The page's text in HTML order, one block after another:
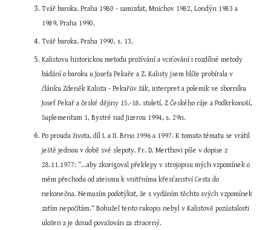
Tvář baroka. Praha 1980 - samizdat, Mnichov 1982, Londýn 1983 a
1989, Praha 1990.
Tvář baroka. Praha 1990, s. 13.
Kalistovu historickou metodu prožívání a vciťování i rozdílné metody
bádání o baroku u Josefa Pekaře a Z. Kalisty jsem blíže probírala v
článku Zdeněk Kalista - Pekařův žák, interpret a polemik ve sborníku
Josef Pekař a české dějiny 15.-18. století, Z Českého ráje a Podkrkonoší,
Suplementum 1, Bystré nad Jizerou 1994, s. 29n.
Po proudu života, díl I. a II. Brno 1996 a 1997. K tomuto tématu se vrátil
ještě jednou v době své slepoty. Fr. D. Merthovi píše v dopise z
28.11.1977: ”...aby zkorigoval překlepy v strojopisu mých vzpomínek o
mém přechodu od ateismu k vnitřnímu křesťanství Cesta do
nekonečna. Nemusím podotýkat, že s vydáním těchto svých vzpomínek
zatím nepočítám.“ Bohužel tento rukopis nebyl v Kalistově pozůstalosti
uložen a je dosud považován za ztracený.